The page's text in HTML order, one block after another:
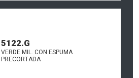
5122.G
VERDE MIL. CON ESPUMA
PRECORTADA